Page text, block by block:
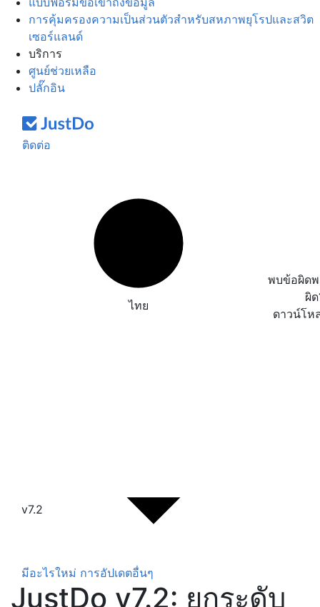
การคุ้มครองความเป็นส่วนตัวสำหรับสหภาพยุโรปและสวิต
เซอร์แลนด์
บริการ
ศูนย์ช่วยเหลือ
ปลั๊กอิน
ติดต่อ
ไทย
พบข้อผิด
ผิ
ดาวน์โห
v7.2
มีอะไรใหม่ การอัปเดตอื่นๆ
JustDo v7.2: ยกระดับ